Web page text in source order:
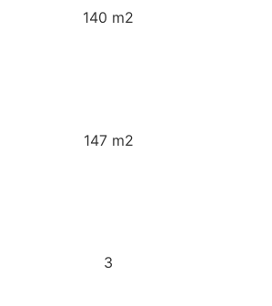
140 m2
147 m2
3